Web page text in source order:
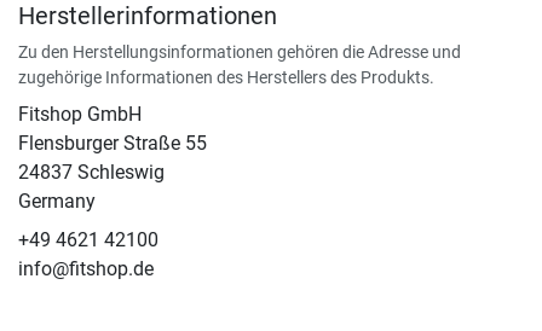
Herstellerinformationen
Zu den Herstellungsinformationen gehören die Adresse und
zugehörige Informationen des Herstellers des Produkts.
Fitshop GmbH
Flensburger Straße 55
24837 Schleswig
Germany
+49 4621 42100
info@fitshop.de